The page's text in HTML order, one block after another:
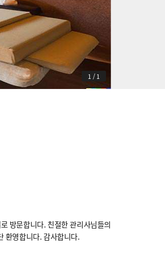
1 / 1
방문합니다. 친절한 관리사님들의
환영합니다. 감사합니다.